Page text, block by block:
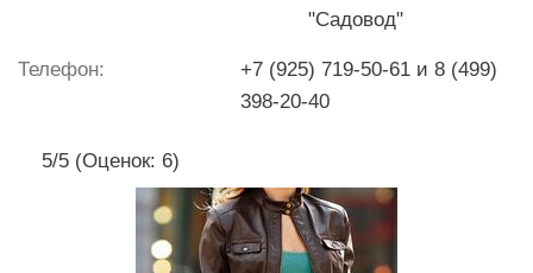
"Садовод"
Телефон:
+7 (925) 719-50-61 и 8 (499)
398-20-40
5/5 (Оценок: 6)